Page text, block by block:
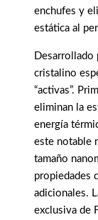
enchufes y
estática al
Desarrollado
cristalino
“activas”.
eliminan la
energía
este notable
tamaño
propiedades
adicionales.
exclusiva de